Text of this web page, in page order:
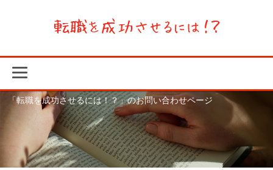
「転職を成功させるには！？」のお問い合わせページ